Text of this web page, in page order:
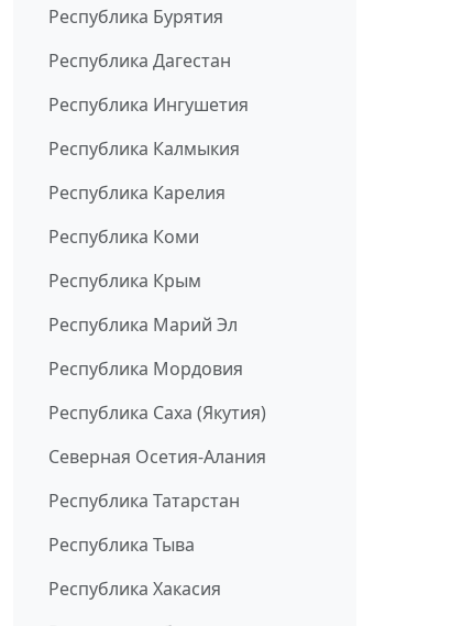
Республика Бурятия
Республика Дагестан
Республика Ингушетия
Республика Калмыкия
Республика Карелия
Республика Коми
Республика Крым
Республика Марий Эл
Республика Мордовия
Республика Саха (Якутия)
Северная Осетия-Алания
Республика Татарстан
Республика Тыва
Республика Хакасия